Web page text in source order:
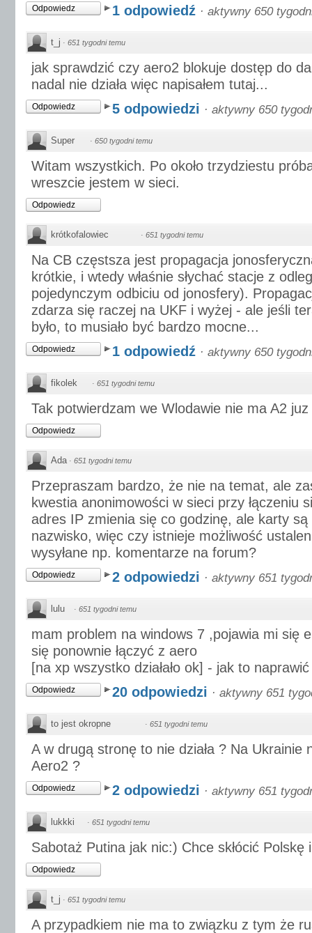
Odpowiedz 1 odpowiedź · aktywny 650
t_j · 651 tygodni temu
jak sprawdzić czy aero2 blokuje dostęp do
nadal nie działa więc napisałem tutaj...
Odpowiedz 5 odpowiedzi · aktywny 650
Super · 650 tygodni temu
Witam wszystkich. Po około trzydziestu
wreszcie jestem w sieci.
Odpowiedz
krótkofalowiec · 651 tygodni temu
Na CB częstsza jest propagacja
krótkie, i wtedy właśnie słychać stacje z
pojedynczym odbiciu od jonosfery).
zdarza się raczej na UKF i wyżej - ale jeśli
było, to musiało być bardzo mocne...
Odpowiedz 1 odpowiedź · aktywny 650
fikolek · 651 tygodni temu
Tak potwierdzam we Wlodawie nie ma A2
Odpowiedz
Ada · 651 tygodni temu
Przepraszam bardzo, że nie na temat, ale
kwestia anonimowości w sieci przy łączeniu
adres IP zmienia się co godzinę, ale karty są
nazwisko, więc czy istnieje możliwość
wysyłane np. komentarze na forum?
Odpowiedz 2 odpowiedzi · aktywny 651
lulu · 651 tygodni temu
mam problem na windows 7 ,pojawia mi się
się ponownie łączyć z aero
[na xp wszystko działało ok] - jak to
Odpowiedz 20 odpowiedzi · aktywny 651
to jest okropne · 651 tygodni temu
A w drugą stronę to nie działa ? Na Ukrainie
Aero2 ?
Odpowiedz 2 odpowiedzi · aktywny 651
lukkki · 651 tygodni temu
Sabotaż Putina jak nic:) Chce skłócić Polskę
Odpowiedz
t_j · 651 tygodni temu
A przypadkiem nie ma to związku z tym że